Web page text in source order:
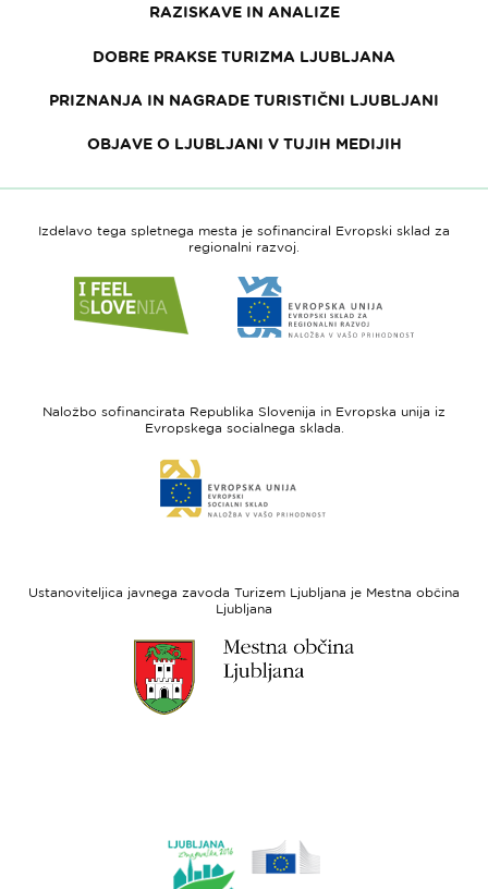
RAZISKAVE IN ANALIZE
DOBRE PRAKSE TURIZMA LJUBLJANA
PRIZNANJA IN NAGRADE TURISTIČNI LJUBLJANI
OBJAVE O LJUBLJANI V TUJIH MEDIJIH
Izdelavo tega spletnega mesta je sofinanciral Evropski sklad za
regionalni razvoj.
do
spletne
Slovenia
do
spletne
-
regionalni
Naložbo sofinancirata Republika Slovenija in Evropska unija iz
Evropskega socialnega sklada.
do
spletne
sklad
Ustanoviteljica javnega zavoda Turizem Ljubljana je Mestna občina
Ljubljana